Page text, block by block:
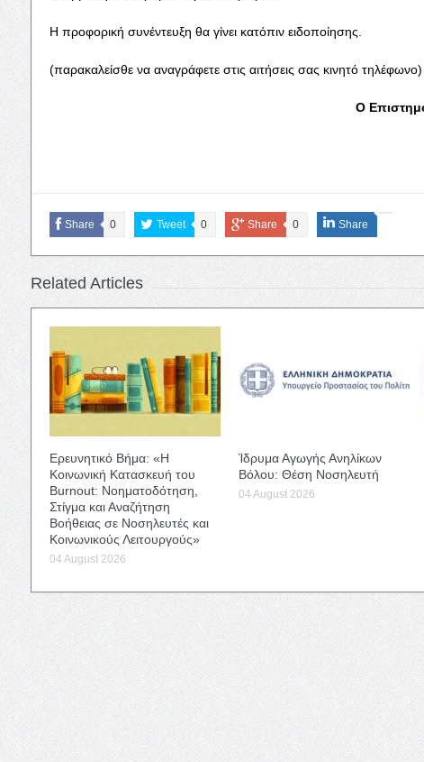
Η προφορική συνέντευξη θα γίνει κατόπιν ειδοποίησης.
(παρακαλείσθε να αναγράφετε στις αιτήσεις σας κινητό τηλέφωνο)
Ο
Share 0 Tweet 0 Share 0 Share
Related Articles
Ερευνητικό Βήμα: «Η
Κοινωνική Κατασκευή του
Burnout: Νοηματοδότηση,
Στίγμα και Αναζήτηση
Βοήθειας σε Νοσηλευτές και
Κοινωνικούς Λειτουργούς»
04 August 2026
Ίδρυμα Αγωγής Ανηλίκων
Βόλου: Θέση Νοσηλευτή
04 August 2026